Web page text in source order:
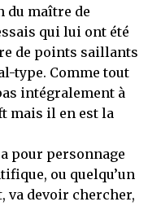
du maître de
qui lui ont été
de points saillants
type. Comme tout
intégralement à
mais il en est la
pour personnage
ou quelqu’un
va devoir chercher,